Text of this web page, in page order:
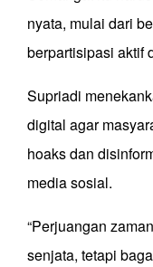
nyata, mulai dari
berpartisipasi aktif
Supriadi
digital agar
hoaks dan
media sosial.
“Perjuangan
senjata, tetapi